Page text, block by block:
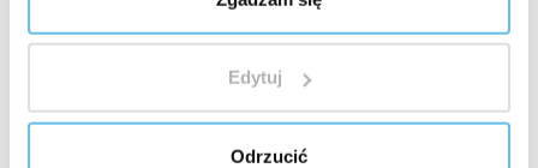
Edytuj
Odrzucić
lahviček
Velmi praktické pouzdro, které nezabere místo
v kabelce. Můžu mít tak své oblíbené EO pořád při sobě,